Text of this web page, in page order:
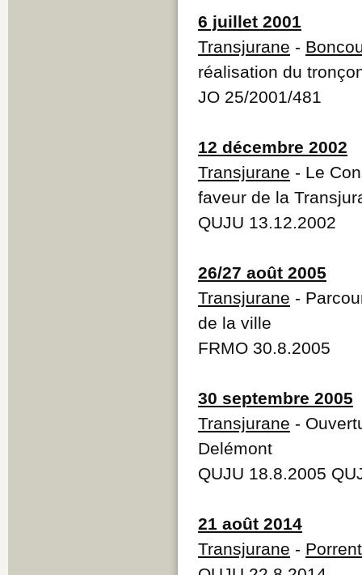
6 juillet 2001
Transjurane -
réalisation du
JO 25/2001/481
12 décembre 2002
Transjurane - Le
faveur de la
QUJU 13.12.2002
26/27 août 2005
Transjurane -
de la ville
FRMO 30.8.2005
30 septembre 2005
Transjurane -
Delémont
QUJU 18.8.2005
21 août 2014
Transjurane -